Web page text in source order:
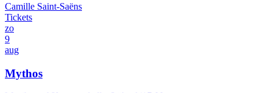
Camille Saint-Saëns
Tickets
zo
9
aug
Mythos